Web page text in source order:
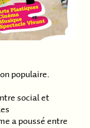
populaire.
social et
a poussé entre